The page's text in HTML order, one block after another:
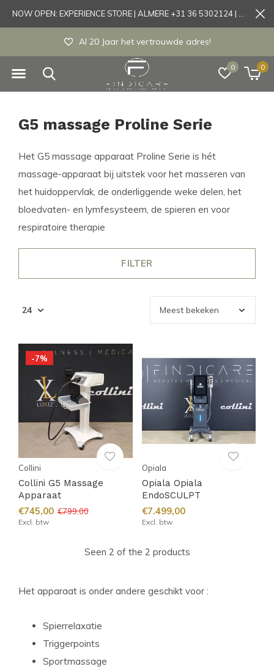
0 0
Al 20 Jaar het vertrouwde adres!
G5 massage Proline Serie
Het G5 massage apparaat Proline Serie is hét
massage-apparaat bij uitstek voor het masseren van
het huidoppervlak, de onderliggende weke delen, het
bloedvaten- en lymfesysteem, de spieren en voor
respiratoire therapie
FILTER
-7%
Collini
Collini G5 Massage
Apparaat
€745,00 €799,00
Excl. btw
Opiala
Opiala Opiala
EndoSCULPT
€7.499,00
Excl. btw
Seen 2 of the 2 products
Het apparaat is onder andere geschikt voor :
Spierrelaxatie
Triggerpoints
Sportmassage